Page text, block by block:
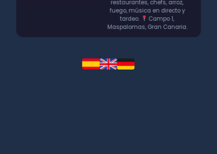
restaurantes, chefs, arroz,
fuego, música en directo y
tardeo.
Campo 1,
Maspalomas, Gran Canaria.